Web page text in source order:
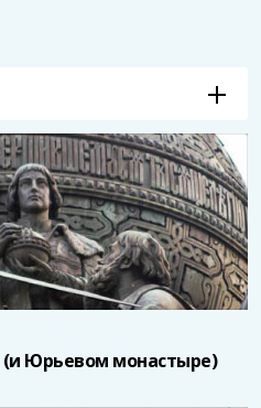
(и Юрьевом монастыре)